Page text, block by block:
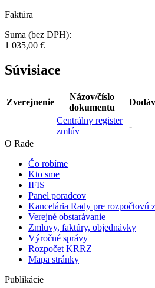
Faktúra
Suma (bez DPH):
1 035,00 €
Súvisiace
Zverejnenie
Názov/číslo
dokumentu
Centrálny register
zmlúv
-
O Rade
Čo robíme
Kto sme
IFIS
Panel poradcov
Kancelária Rady pre rozpočtovú
Verejné obstarávanie
Zmluvy, faktúry, objednávky
Výročné správy
Rozpočet KRRZ
Mapa stránky
Publikácie